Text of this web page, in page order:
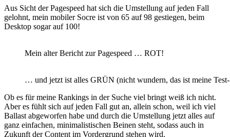
Aus Sicht der Pagespeed hat sich die Umstellung auf jeden Fall
gelohnt, mein mobiler Socre ist von 65 auf 98 gestiegen, beim
Desktop sogar auf 100!
Mein alter Bericht zur Pagespeed … ROT!
… und jetzt ist alles GRÜN (nicht wundern, das ist meine
Ob es für meine Rankings in der Suche viel bringt weiß ich nicht.
Aber es fühlt sich auf jeden Fall gut an, allein schon, weil ich viel
Ballast abgeworfen habe und durch die Umstellung jetzt alles auf
ganz einfachen, minimalistischen Beinen steht, sodass auch in
Zukunft der Content im Vordergrund stehen wird.